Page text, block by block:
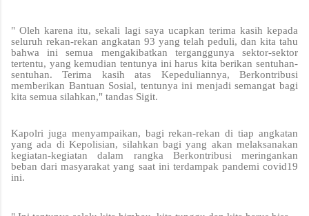
" Oleh karena itu, sekali lagi saya ucapkan terima kasih kepada
seluruh rekan-rekan angkatan 93 yang telah peduli, dan kita tahu
bahwa ini semua mengakibatkan terganggunya sektor-sektor
tertentu, yang kemudian tentunya ini harus kita berikan sentuhan-
sentuhan. Terima kasih atas Kepeduliannya, Berkontribusi
memberikan Bantuan Sosial, tentunya ini menjadi semangat bagi
kita semua silahkan," tandas Sigit.
Kapolri juga menyampaikan, bagi rekan-rekan di tiap angkatan
yang ada di Kepolisian, silahkan bagi yang akan melaksanakan
kegiatan-kegiatan dalam rangka Berkontribusi meringankan
beban dari masyarakat yang saat ini terdampak pandemi covid19
ini.